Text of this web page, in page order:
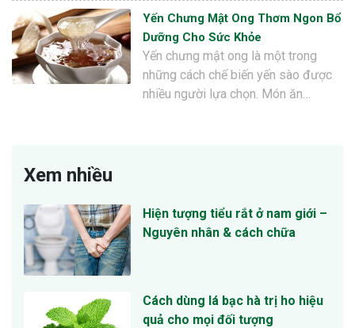
Yến Chưng Mật Ong Thơm Ngon Bổ
Dưỡng Cho Sức Khỏe
Yến chưng mật ong là một trong
những cách chế biến yến sào được
nhiều người lựa chọn. Món ăn…
Xem nhiều
Hiện tượng tiểu rắt ở nam giới –
Nguyên nhân & cách chữa
Cách dùng lá bạc hà trị ho hiệu
quả cho mọi đối tượng